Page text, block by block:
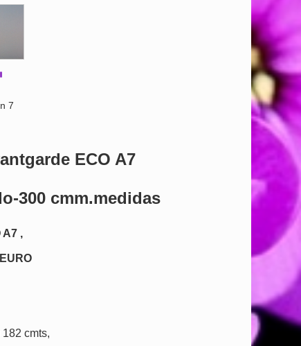
7
ECO A7
300 cmm.medidas
A7 ,
cmts,